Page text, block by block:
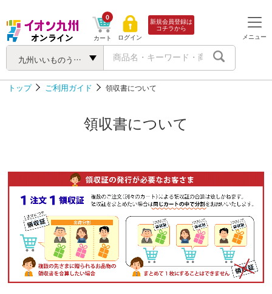
九州いいものうまいもの
カート
0
ログイン
新規会員登録は
コチラから
メニュー
トップ ご利用ガイド 領収書について
領収書について